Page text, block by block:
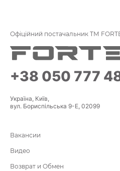
Офіційний постачальник ТМ
+38 050 777
Україна, Київ,
вул. Бориспільська 9-Е, 02099
Вакансии
Видео
Возврат и Обмен